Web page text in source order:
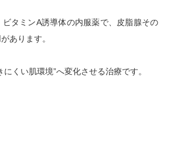
タミンA誘導体の内服薬で、皮脂腺その
あります。
くい肌環境”へ変化させる治療です。